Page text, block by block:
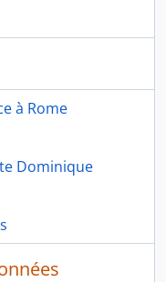
à Rome
Dominique